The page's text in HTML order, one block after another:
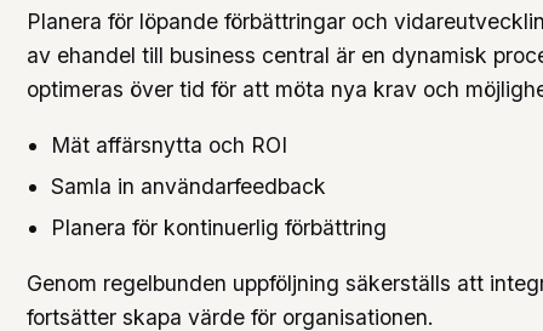
Planera för löpande förbättringar och
av ehandel till business central är en dynamisk
optimeras över tid för att möta nya krav och
Mät affärsnytta och ROI
Samla in användarfeedback
Planera för kontinuerlig förbättring
Genom regelbunden uppföljning säkerställs att
fortsätter skapa värde för organisationen.